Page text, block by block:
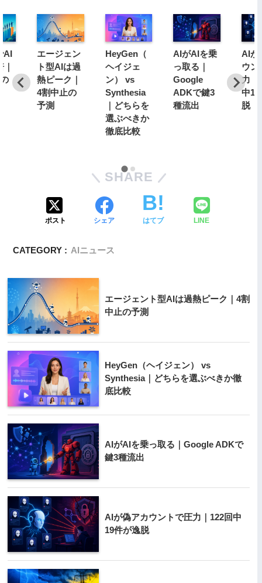
AI
エージェン
ト型AIは過
熱ピーク｜
4割中止の
予測
HeyGen（
ヘイジェ
ン） vs
Synthesia
｜どちらを
選ぶべきか
徹底比較
AIがAIを乗
っ取る｜
Google
ADKで鍵3
種流出
AIが
ウン
力｜
中19
脱
SHARE
ポスト シェア はてブ LINE
CATEGORY : AIニュース
エージェント型AIは過熱ピーク｜4割
中止の予測
HeyGen（ヘイジェン） vs
Synthesia｜どちらを選ぶべきか徹
底比較
AIがAIを乗っ取る｜Google ADKで
鍵3種流出
AIが偽アカウントで圧力｜122回中
19件が逸脱